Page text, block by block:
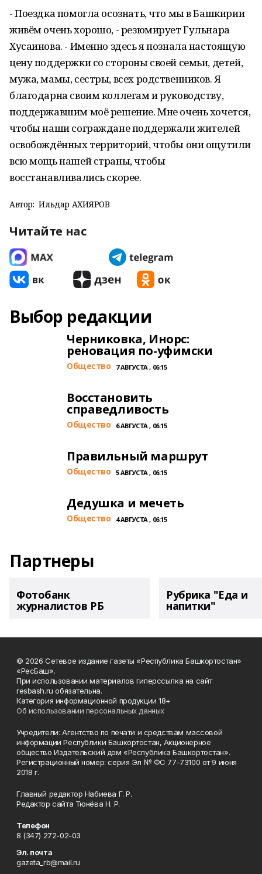
- Поездка помогла осознать, что мы в Башкирии
живём очень хорошо, - резюмирует Гульнара
Хусаинова. - Именно здесь я познала настоящую
цену поддержки со стороны своей семьи, детей,
мужа, мамы, сестры, всех родственников. Я
благодарна своим коллегам и руководству,
поддержавшим моё решение. Мне очень хочется,
чтобы наши сограждане поддержали жителей
освобождённых территорий, чтобы они ощутили
всю мощь нашей страны, чтобы
восстанавливались скорее.
Автор: Ильдар АХИЯРОВ
Читайте нас
Выбор редакции
Черниковка, Инорс:
реновация по-уфимски
Общество 7 АВГУСТА , 06:15
Восстановить
справедливость
Общество 6 АВГУСТА , 06:15
Правильный маршрут
Общество 5 АВГУСТА , 06:15
Дедушка и мечеть
Общество 4 АВГУСТА , 06:15
Партнеры
Фотобанк
журналистов РБ
Рубрика "Еда и
напитки"
© 2026 Сетевое издание газеты «Республика Башкортостан»
«РесБаш».
При использовании материалов гиперссылка на сайт
resbash.ru обязательна.
Категория информационной продукции 18+
Об использовании персональных данных
Учредители: Агентство по печати и средствам массовой
информации Республики Башкортостан, Акционерное
общество Издательский дом «Республика Башкортостан».
Регистрационный номер: серия Эл № ФС 77-73100 от 9 июня
2018 г.
Главный редактор Набиева Г. Р.
Редактор сайта Тюнёва Н. Р.
Телефон
8 (347) 272-02-03
Эл. почта
gazeta_rb@mail.ru